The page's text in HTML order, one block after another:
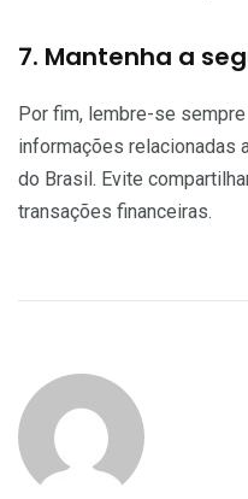
7. Mantenha a
Por fim, lembre-se
informações relacionadas
do Brasil. Evite
transações financeiras.